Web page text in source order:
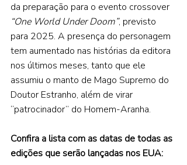
da preparação para o evento crossover
“One World Under Doom”, previsto
para 2025. A presença do personagem
tem aumentado nas histórias da editora
nos últimos meses, tanto que ele
assumiu o manto de Mago Supremo do
Doutor Estranho, além de virar
“patrocinador” do Homem-Aranha.
Confira a lista com as datas de todas as
edições que serão lançadas nos EUA: